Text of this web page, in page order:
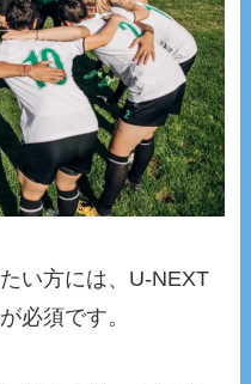
い方には、U-NEXT
必須です。